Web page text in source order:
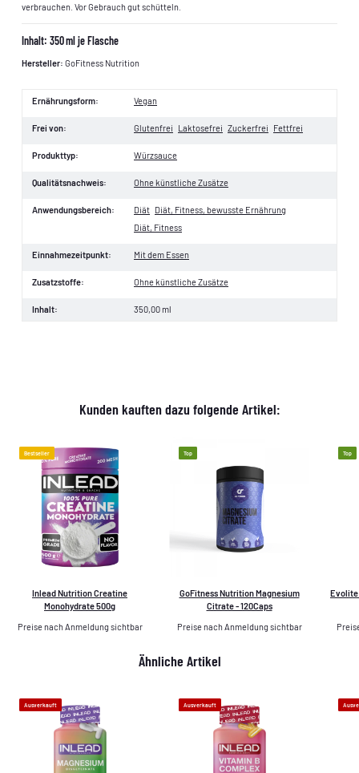
verbrauchen. Vor Gebrauch gut schütteln.
Inhalt: 350 ml je Flasche
Hersteller: GoFitness Nutrition
Ernährungsform: Vegan
Frei von: Glutenfrei Laktosefrei Zuckerfrei Fettfrei
Produkttyp: Würzsauce
Qualitätsnachweis: Ohne künstliche Zusätze
Anwendungsbereich: Diät Diät, Fitness, bewusste Ernährung
Diät, Fitness
Einnahmezeitpunkt: Mit dem Essen
Zusatzstoffe: Ohne künstliche Zusätze
Inhalt: 350,00 ml
Kunden kauften dazu folgende Artikel:
Bestseller
Inlead Nutrition Creatine
Monohydrate 500g
Preise nach Anmeldung sichtbar
Top
GoFitness Nutrition Magnesium
Citrate - 120Caps
Preise nach Anmeldung sichtbar
Top
Evolite
Ähnliche Artikel
Ausverkauft Ausverkauft